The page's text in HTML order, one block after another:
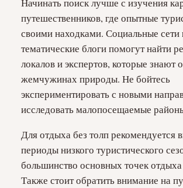
Начинать поиск лучше с изучения
путешественников, где опытные
своими находками. Социальные сети
тематические блоги помогут найти
локалов и экспертов, которые знают
жемчужинах природы. Не бойтесь
экспериментировать с новыми
исследовать малопосещаемые
Для отдыха без толп рекомендуется
периоды низкого туристического
большинство основных точек
Также стоит обратить внимание на